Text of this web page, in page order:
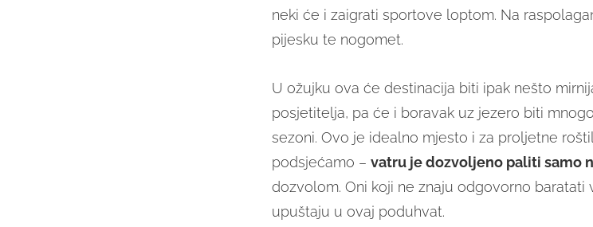
neki će i zaigrati sportove loptom. Na
pijesku te nogomet.
U ožujku ova će destinacija biti ipak nešto
posjetitelja, pa će i boravak uz jezero biti
sezoni. Ovo je idealno mjesto i za proljetne
podsjećamo – vatru je dozvoljeno paliti samo
dozvolom. Oni koji ne znaju odgovorno baratati
upuštaju u ovaj poduhvat.